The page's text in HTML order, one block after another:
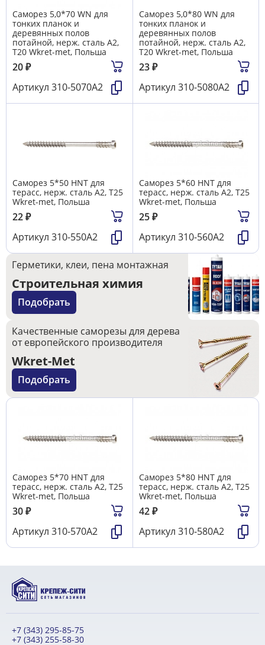
Саморез 5,0*70 WN для
тонких планок и
деревянных полов
потайной, нерж. сталь А2,
T20 Wkret-met, Польша
20₽
Артикул 310-5070А2
Саморез 5,0*80 WN для
тонких планок и
деревянных полов
потайной, нерж. сталь А2,
T20 Wkret-met, Польша
23₽
Артикул 310-5080А2
Саморез 5*50 HNT для
терасс, нерж. сталь А2, T25
Wkret-met, Польша
22₽
Артикул 310-550А2
Саморез 5*60 HNT для
терасс, нерж. сталь А2, T25
Wkret-met, Польша
25₽
Артикул 310-560А2
Герметики, клеи, пена монтажная
Строительная химия
Подобрать
Качественные саморезы для дерева
от европейского производителя
Wkret-Met
Подобрать
Саморез 5*70 HNT для
терасс, нерж. сталь А2, T25
Wkret-met, Польша
30₽
Артикул 310-570А2
Саморез 5*80 HNT для
терасс, нерж. сталь А2, T25
Wkret-met, Польша
42₽
Артикул 310-580A2
+7 (343) 295-85-75
+7 (343) 255-58-30